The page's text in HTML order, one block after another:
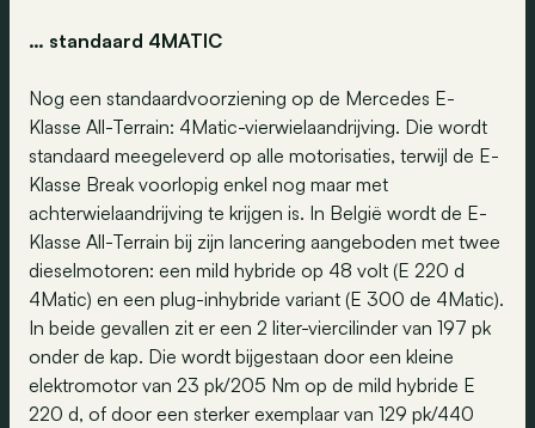
… standaard 4MATIC
Nog een standaardvoorziening op de Mercedes E-
Klasse All-Terrain: 4Matic-vierwielaandrijving. Die wordt
standaard meegeleverd op alle motorisaties, terwijl de E-
Klasse Break voorlopig enkel nog maar met
achterwielaandrijving te krijgen is. In België wordt de E-
Klasse All-Terrain bij zijn lancering aangeboden met twee
dieselmotoren: een mild hybride op 48 volt (E 220 d
4Matic) en een plug-inhybride variant (E 300 de 4Matic).
In beide gevallen zit er een 2 liter-viercilinder van 197 pk
onder de kap. Die wordt bijgestaan door een kleine
elektromotor van 23 pk/205 Nm op de mild hybride E
220 d, of door een sterker exemplaar van 129 pk/440